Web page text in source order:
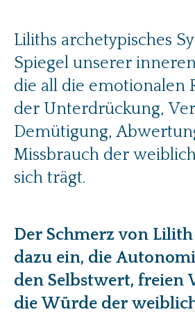
Liliths archetypisches
Spiegel unserer
die all die emotionalen
der Unterdrückung,
Demütigung,
Missbrauch der
sich trägt.
Der Schmerz von
dazu ein, die
den Selbstwert, freien
die Würde der